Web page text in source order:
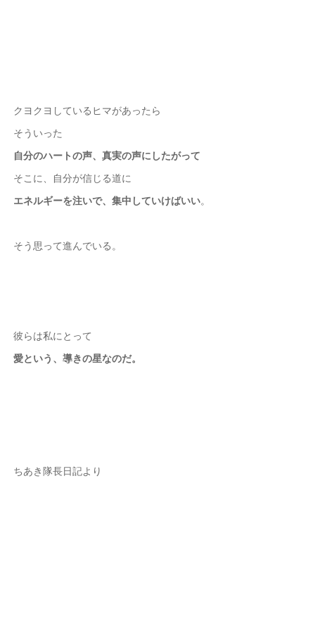
クヨクヨしているヒマがあったら
そういった
自分のハートの声、 真実の声にしたがって
そこに、自分が信じる道に
エネルギーを注いで、 集中していけばいい。
そう思って進んでいる。
彼らは私にとって
愛という、導きの星なのだ。
ちあき隊長日記より